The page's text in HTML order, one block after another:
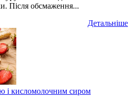
Після обсмаження...
Детальніше
і кисломолочним сиром